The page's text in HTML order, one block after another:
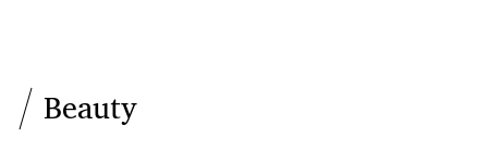
Beauty